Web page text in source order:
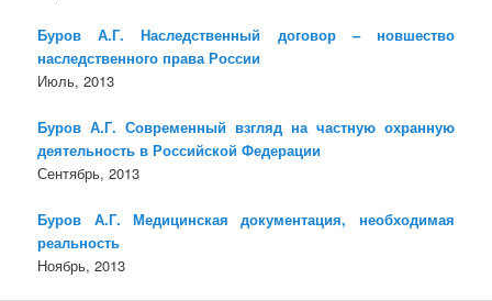
Буров А.Г. Наследственный договор – новшество
наследственного права России
Июль, 2013
Буров А.Г. Современный взгляд на частную охранную
деятельность в Российской Федерации
Сентябрь, 2013
Буров А.Г. Медицинская документация, необходимая
реальность
Ноябрь, 2013